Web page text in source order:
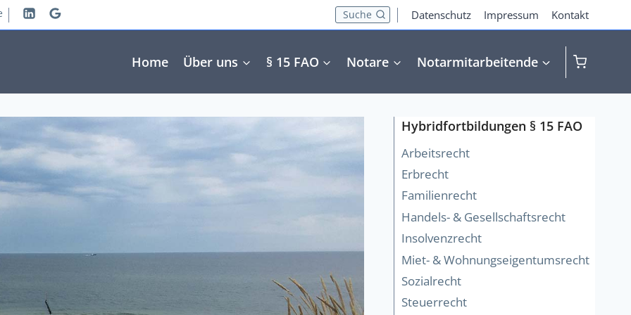
Suche Datenschutz Impressum Kontakt
Home Über uns § 15 FAO Notare Notarmitarbeitende
Hybridfortbildungen § 15 FAO
Arbeitsrecht
Erbrecht
Familienrecht
Handels- & Gesellschaftsrecht
Insolvenzrecht
Miet- & Wohnungseigentumsrecht
Sozialrecht
Steuerrecht